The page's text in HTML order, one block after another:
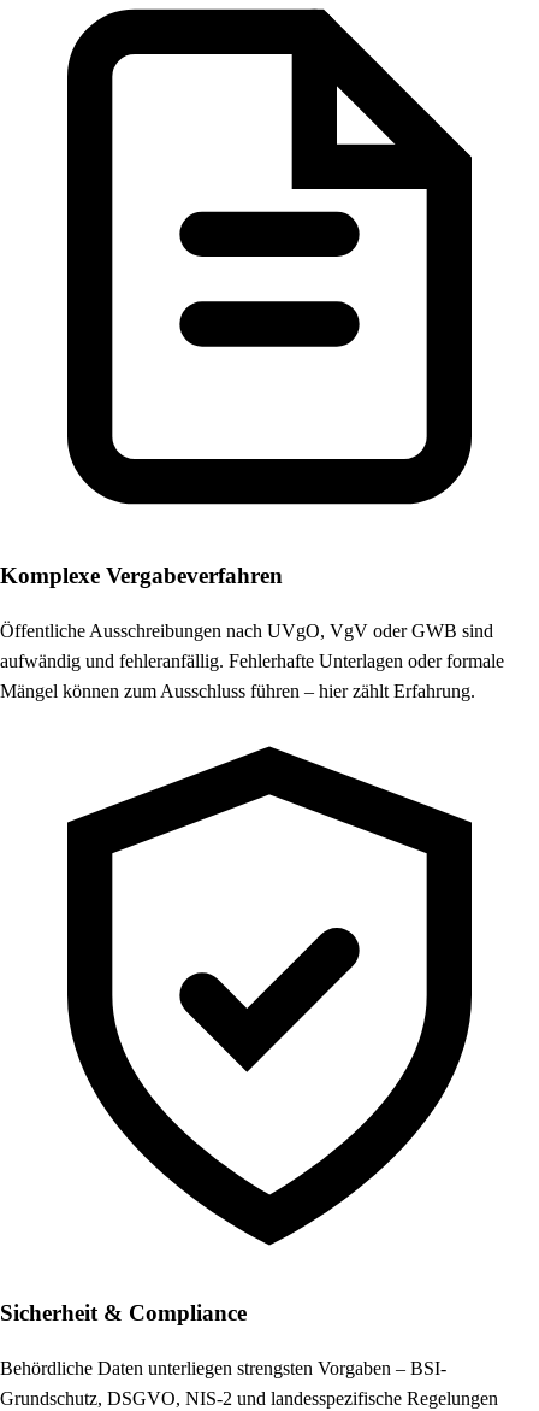
Komplexe Vergabeverfahren
Öffentliche Ausschreibungen nach UVgO, VgV oder GWB sind
aufwändig und fehleranfällig. Fehlerhafte Unterlagen oder formale
Mängel können zum Ausschluss führen – hier zählt Erfahrung.
Sicherheit & Compliance
Behördliche Daten unterliegen strengsten Vorgaben – BSI-
Grundschutz, DSGVO, NIS-2 und landesspezifische Regelungen